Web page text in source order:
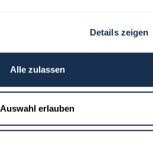
Details zeigen
Alle zulassen
Auswahl erlauben